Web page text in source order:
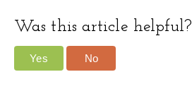
Was this article helpful?
Yes No